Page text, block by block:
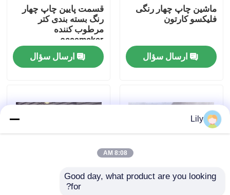
تور کارخانه
کنترل کیفیت
اخبار
ماشین چاپ چهار رنگی
فلیکسو کارتون
ارسال سؤال
قسمت پایین چاپ چهار
رنگ بسته بندی کتر
مرطوب کننده
casemaker
ارسال سؤال
خط تولید دایکات،
Lily
8:08 AM
Good day, what product are you looking
for?